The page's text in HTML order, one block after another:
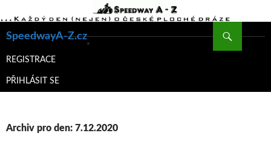
SpeedwayA-Z.cz
K
WEBU
REGISTRACE
PŘIHLÁSIT SE
Archiv pro den: 7.12.2020